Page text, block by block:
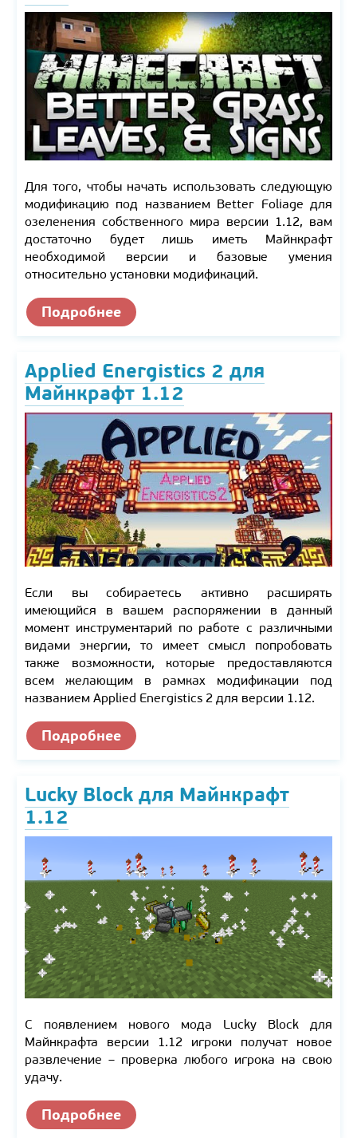
Для того, чтобы начать использовать следующую
модификацию под названием Better Foliage для
озеленения собственного мира версии 1.12, вам
достаточно будет лишь иметь Майнкрафт
необходимой версии и базовые умения
относительно установки модификаций.
Подробнее
Applied Energistics 2 для
Майнкрафт 1.12
Если вы собираетесь активно расширять
имеющийся в вашем распоряжении в данный
момент инструментарий по работе с различными
видами энергии, то имеет смысл попробовать
также возможности, которые предоставляются
всем желающим в рамках модификации под
названием Applied Energistics 2 для версии 1.12.
Подробнее
Lucky Block для Майнкрафт
1.12
С появлением нового мода Lucky Block для
Майнкрафта версии 1.12 игроки получат новое
развлечение – проверка любого игрока на свою
удачу.
Подробнее